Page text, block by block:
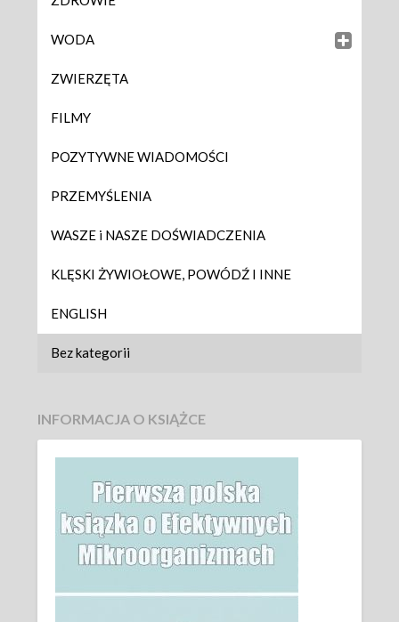
WODA
ZWIERZĘTA
FILMY
POZYTYWNE WIADOMOŚCI
PRZEMYŚLENIA
WASZE i NASZE DOŚWIADCZENIA
KLĘSKI ŻYWIOŁOWE, POWÓDŹ I INNE
ENGLISH
Bez kategorii
INFORMACJA O KSIĄŻCE